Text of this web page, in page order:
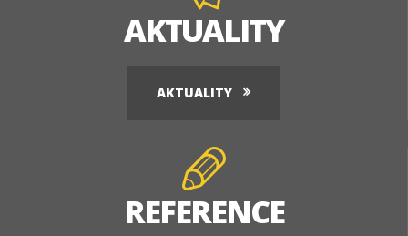
AKTUALITY
AKTUALITY
REFERENCE